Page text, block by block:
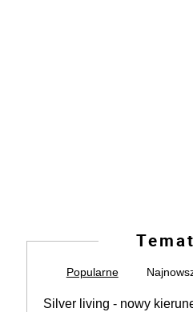
Popularne
Silver living - nowy